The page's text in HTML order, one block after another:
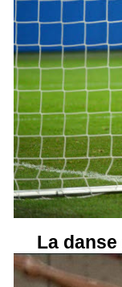
La